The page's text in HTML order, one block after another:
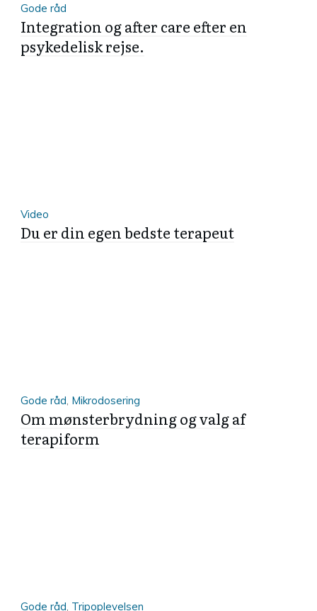
Gode råd
Integration og after care efter en
psykedelisk rejse.
Video
Du er din egen bedste terapeut
Gode råd Mikrodosering
Om mønsterbrydning og valg af
terapiform
Gode råd Tripoplevelsen